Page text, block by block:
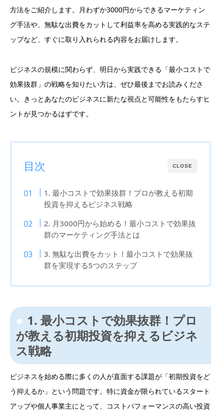
方法をご紹介します。月わずか3000円からできるマーケティン
グ手法や、無駄な出費をカットして利益率を高める実践的なステ
ップなど、すぐに取り入れられる内容をお届けします。
ビジネスの規模に関わらず、明日から実践できる「最小コストで
効果抜群」の戦略を知りたい方は、ぜひ最後までお読みくださ
い。きっとあなたのビジネスに新たな視点と可能性をもたらすヒ
ントが見つかるはずです。
CLOSE
目次
1. 最小コストで効果抜群！プロが教える初期
投資を抑えるビジネス戦略
2. 月3000円から始める！最小コストで効果抜
群のマーケティング手法とは
3. 無駄な出費をカット！最小コストで効果抜
群を実現する5つのステップ
1. 最小コストで効果抜群！プロ
が教える初期投資を抑えるビジネ
ス戦略
ビジネスを始める際に多くの人が直面する課題が「初期投資をど
う抑えるか」という問題です。特に資金が限られているスタート
アップや個人事業主にとって、コストパフォーマンスの高い投資